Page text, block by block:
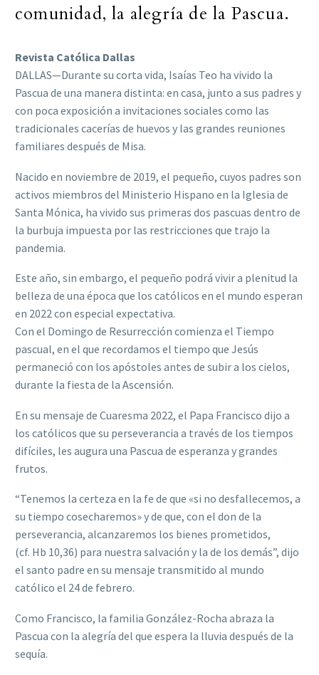
comunidad, la alegría de la Pascua.
Revista Católica Dallas
DALLAS—Durante su corta vida, Isaías Teo ha vivido la
Pascua de una manera distinta: en casa, junto a sus padres y
con poca exposición a invitaciones sociales como las
tradicionales cacerías de huevos y las grandes reuniones
familiares después de Misa.
Nacido en noviembre de 2019, el pequeño, cuyos padres son
activos miembros del Ministerio Hispano en la Iglesia de
Santa Mónica, ha vivido sus primeras dos pascuas dentro de
la burbuja impuesta por las restricciones que trajo la
pandemia.
Este año, sin embargo, el pequeño podrá vivir a plenitud la
belleza de una época que los católicos en el mundo esperan
en 2022 con especial expectativa.
Con el Domingo de Resurrección comienza el Tiempo
pascual, en el que recordamos el tiempo que Jesús
permaneció con los apóstoles antes de subir a los cielos,
durante la fiesta de la Ascensión.
En su mensaje de Cuaresma 2022, el Papa Francisco dijo a
los católicos que su perseverancia a través de los tiempos
difíciles, les augura una Pascua de esperanza y grandes
frutos.
“Tenemos la certeza en la fe de que «si no desfallecemos, a
su tiempo cosecharemos» y de que, con el don de la
perseverancia, alcanzaremos los bienes prometidos,
(cf. Hb 10,36) para nuestra salvación y la de los demás”, dijo
el santo padre en su mensaje transmitido al mundo
católico el 24 de febrero.
Como Francisco, la familia González-Rocha abraza la
Pascua con la alegría del que espera la lluvia después de la
sequía.